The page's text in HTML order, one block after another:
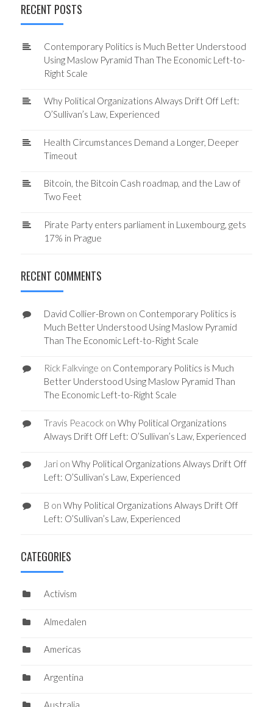
RECENT POSTS
Contemporary Politics is Much Better Understood
Using Maslow Pyramid Than The Economic Left-to-
Right Scale
Why Political Organizations Always Drift Off Left:
O’Sullivan’s Law, Experienced
Health Circumstances Demand a Longer, Deeper
Timeout
Bitcoin, the Bitcoin Cash roadmap, and the Law of
Two Feet
Pirate Party enters parliament in Luxembourg, gets
17% in Prague
RECENT COMMENTS
David Collier-Brown on Contemporary Politics is
Much Better Understood Using Maslow Pyramid
Than The Economic Left-to-Right Scale
Rick Falkvinge on Contemporary Politics is Much
Better Understood Using Maslow Pyramid Than
The Economic Left-to-Right Scale
Travis Peacockon Why Political Organizations
Always Drift Off Left: O’Sullivan’s Law, Experienced
Jarion Why Political Organizations Always Drift Off
Left: O’Sullivan’s Law, Experienced
B on Why Political Organizations Always Drift Off
Left: O’Sullivan’s Law, Experienced
CATEGORIES
Activism
Almedalen
Americas
Argentina